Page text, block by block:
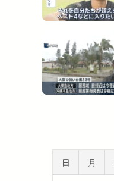
日 月